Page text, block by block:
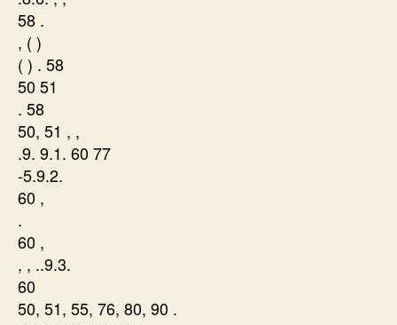
58 .
, ( )
( ) . 58
50 51
. 58
50, 51 , ,
.9. 9.1. 60 77
-5.9.2.
60 ,
.
60 ,
, , ..9.3.
60
50, 51, 55, 76, 80, 90 .